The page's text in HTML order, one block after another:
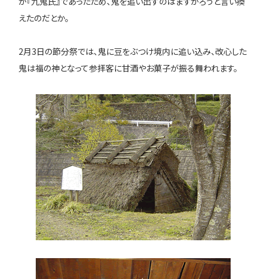
えたのだとか。
2月3日の節分祭では、鬼に豆をぶつけ境内に追い込み、改心した
鬼は福の神となって参拝客に甘酒やお菓子が振る舞われます。